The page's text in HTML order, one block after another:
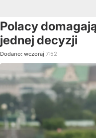
Polacy
jednej decyzji
Dodano: wczoraj 7:52